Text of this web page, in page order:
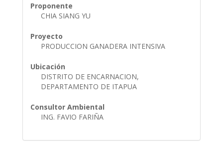
Proponente
CHIA SIANG YU
Proyecto
PRODUCCION GANADERA INTENSIVA
Ubicación
DISTRITO DE ENCARNACION,
DEPARTAMENTO DE ITAPUA
Consultor Ambiental
ING. FAVIO FARIÑA